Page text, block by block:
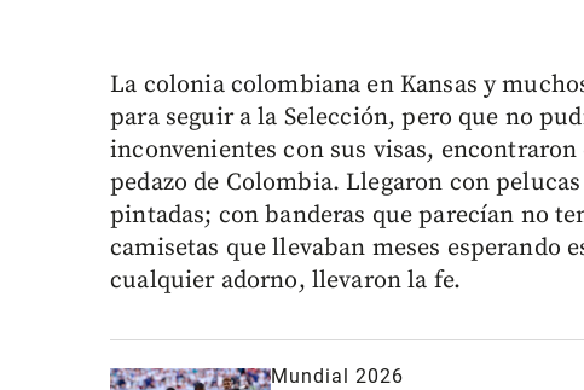
La colonia colombiana en Kansas y
para seguir a la Selección, pero que no
inconvenientes con sus visas,
pedazo de Colombia. Llegaron con
pintadas; con banderas que parecían no
camisetas que llevaban meses esperando
cualquier adorno, llevaron la fe.
Mundial 2026